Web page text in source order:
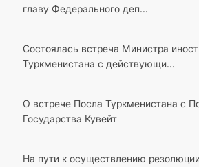
главу Федерального деп...
Состоялась встреча Министра
Туркменистана с действующи...
О встрече Посла Туркменистана с
Государства Кувейт
На пути к осуществлению